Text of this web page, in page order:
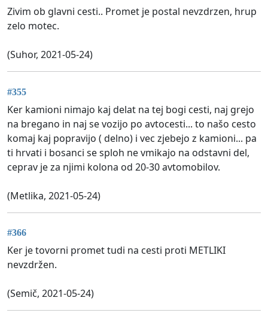
Zivim ob glavni cesti.. Promet je postal nevzdrzen, hrup
zelo motec.
(Suhor, 2021-05-24)
#355
Ker kamioni nimajo kaj delat na tej bogi cesti, naj grejo
na bregano in naj se vozijo po avtocesti... to našo cesto
komaj kaj popravijo ( delno) i vec zjebejo z kamioni... pa
ti hrvati i bosanci se sploh ne vmikajo na odstavni del,
ceprav je za njimi kolona od 20-30 avtomobilov.
(Metlika, 2021-05-24)
#366
Ker je tovorni promet tudi na cesti proti METLIKI
nevzdržen.
(Semič, 2021-05-24)